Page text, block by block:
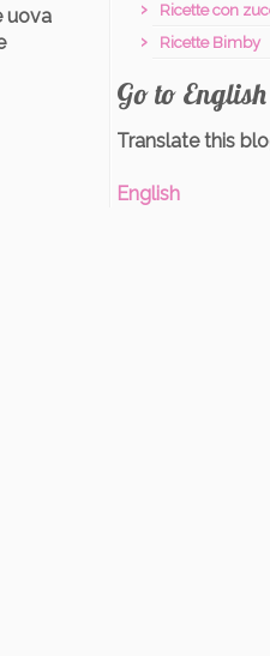
uova
Ricette con
Ricette Bimby
Go to
Translate this
English